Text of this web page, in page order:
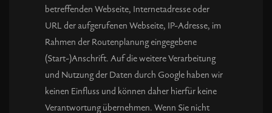
betreffenden Webseite, Internetadresse oder
URL der aufgerufenen Webseite, IP-Adresse, im
Rahmen der Routenplanung eingegebene
(Start-)Anschrift. Auf die weitere Verarbeitung
und Nutzung der Daten durch Google haben wir
keinen Einfluss und können daher hierfür keine
Verantwortung übernehmen. Wenn Sie nicht